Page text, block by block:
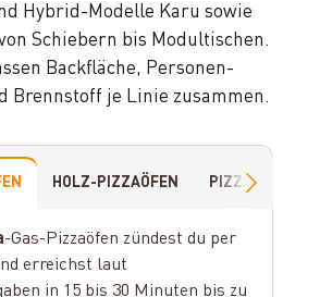
Hybrid-Modelle Karu sowie
Schiebern bis Modultischen.
Backfläche, Personen-
Brennstoff je Linie zusammen.
HOLZ-PIZZAÖFEN PIZZAZUBEHÖR
-Gas-Pizzaöfen zündest du per
erreichst laut
in 15 bis 30 Minuten bis zu